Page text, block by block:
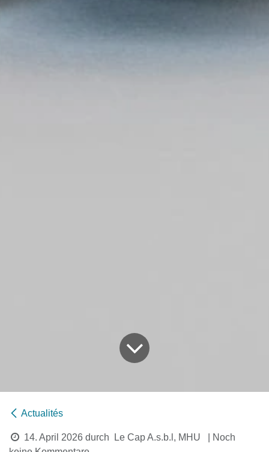
Actualités
14. April 2026 durch Le Cap A.s.b.l, MHU
| Noch